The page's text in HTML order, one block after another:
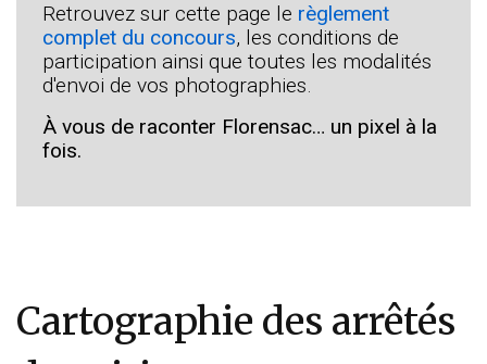
Retrouvez sur cette page le règlement
complet du concours, les conditions de
participation ainsi que toutes les modalités
d'envoi de vos photographies.
À vous de raconter Florensac… un pixel à la
fois.
Cartographie des arrêtés